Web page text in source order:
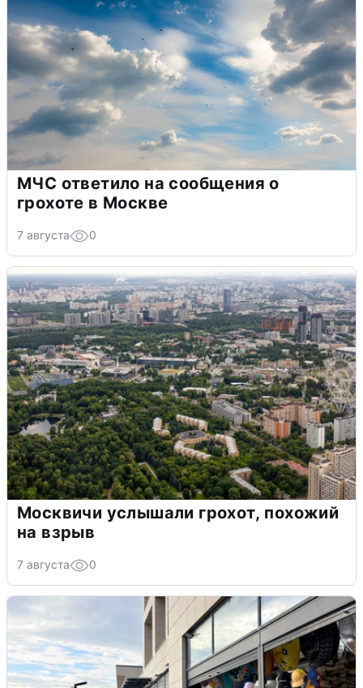
МЧС ответило на сообщения о
грохоте в Москве
7 августа 0
Москвичи услышали грохот, похожий
на взрыв
7 августа 0